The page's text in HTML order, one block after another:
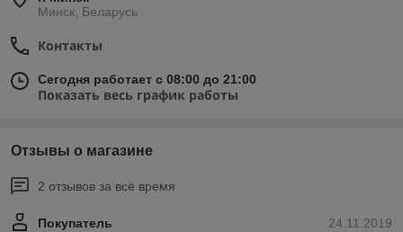
Минск, Беларусь
Контакты
Сегодня работает с 08:00 до 21:00
Показать весь график работы
Отзывы о магазине
2 отзывов за всё время
24.11.2019
Покупатель